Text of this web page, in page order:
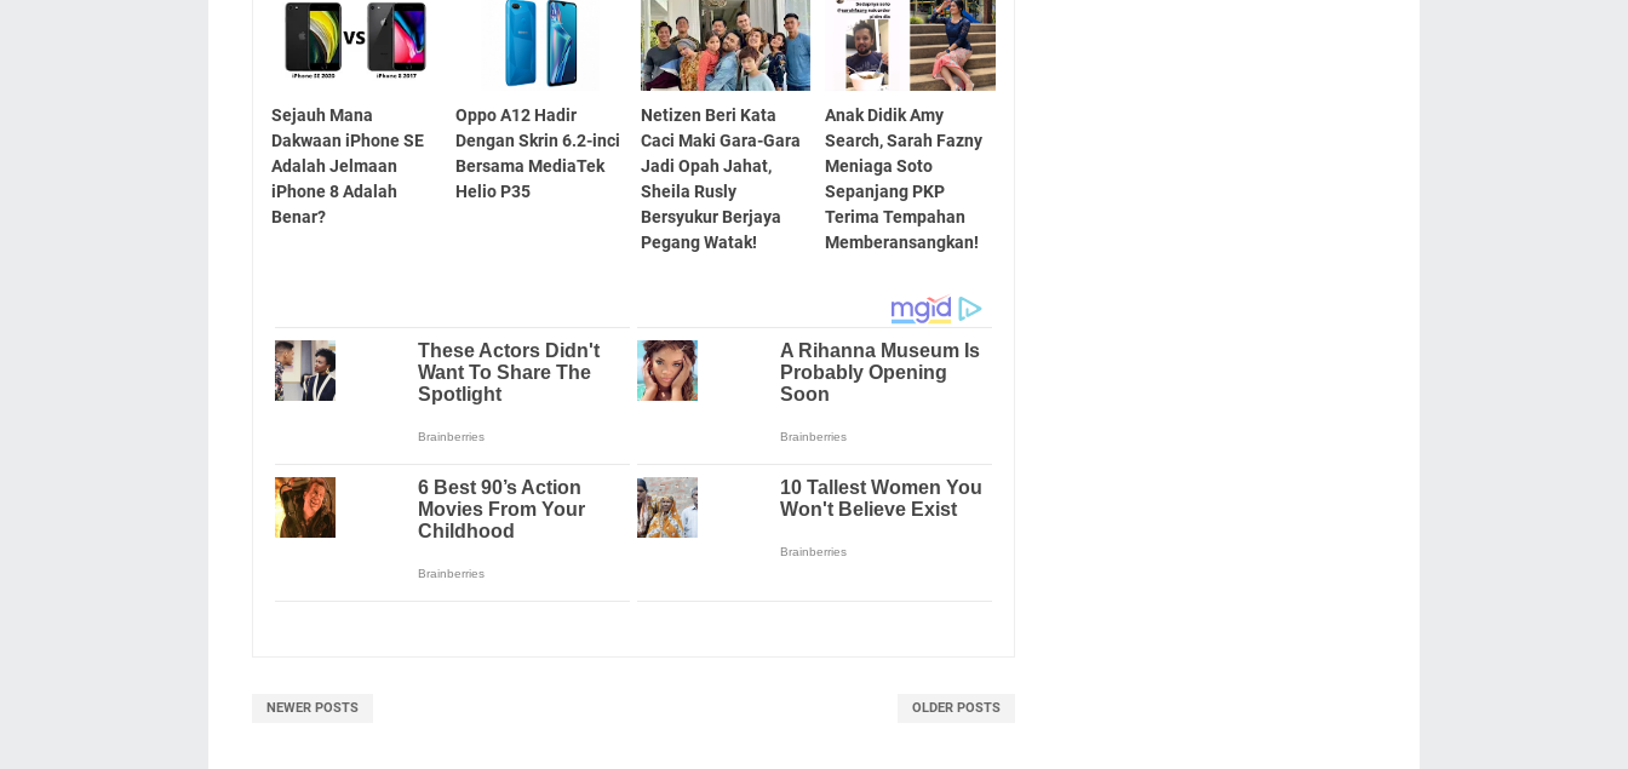
Sejauh Mana
Dakwaan iPhone SE
Adalah Jelmaan
iPhone 8 Adalah
Benar?
Oppo A12 Hadir
Dengan Skrin 6.2-inci
Bersama MediaTek
Helio P35
Netizen Beri Kata
Caci Maki Gara-Gara
Jadi Opah Jahat,
Sheila Rusly
Bersyukur Berjaya
Pegang Watak!
Anak Didik Amy
Search, Sarah Fazny
Meniaga Soto
Sepanjang PKP
Terima Tempahan
Memberansangkan!
NEWER POSTS OLDER POSTS